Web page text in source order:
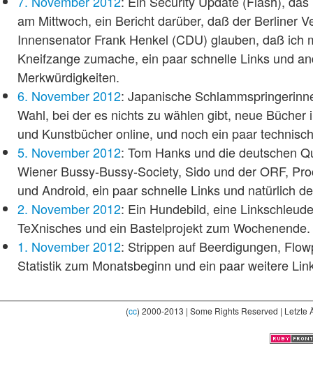
am Mittwoch, ein Bericht darüber, daß der Berliner
Innensenator Frank Henkel (CDU) glauben, daß ich
Kneifzange zumache, ein paar schnelle Links und
Merkwürdigkeiten.
6. November 2012: Japanische
Wahl, bei der es nichts zu wählen gibt, neue Bücher
und Kunstbücher online, und noch ein paar
5. November 2012: Tom Hanks und die deutschen
Wiener Bussy-Bussy-Society, Sido und der ORF,
und Android, ein paar schnelle Links und natürlich
2. November 2012: Ein Hundebild, eine
TeXnisches und ein Bastelprojekt zum Wochenende.
1. November 2012: Strippen auf Beerdigungen,
Statistik zum Monatsbeginn und ein paar weitere
(cc) 2000-2013 | Some Rights Reserved |